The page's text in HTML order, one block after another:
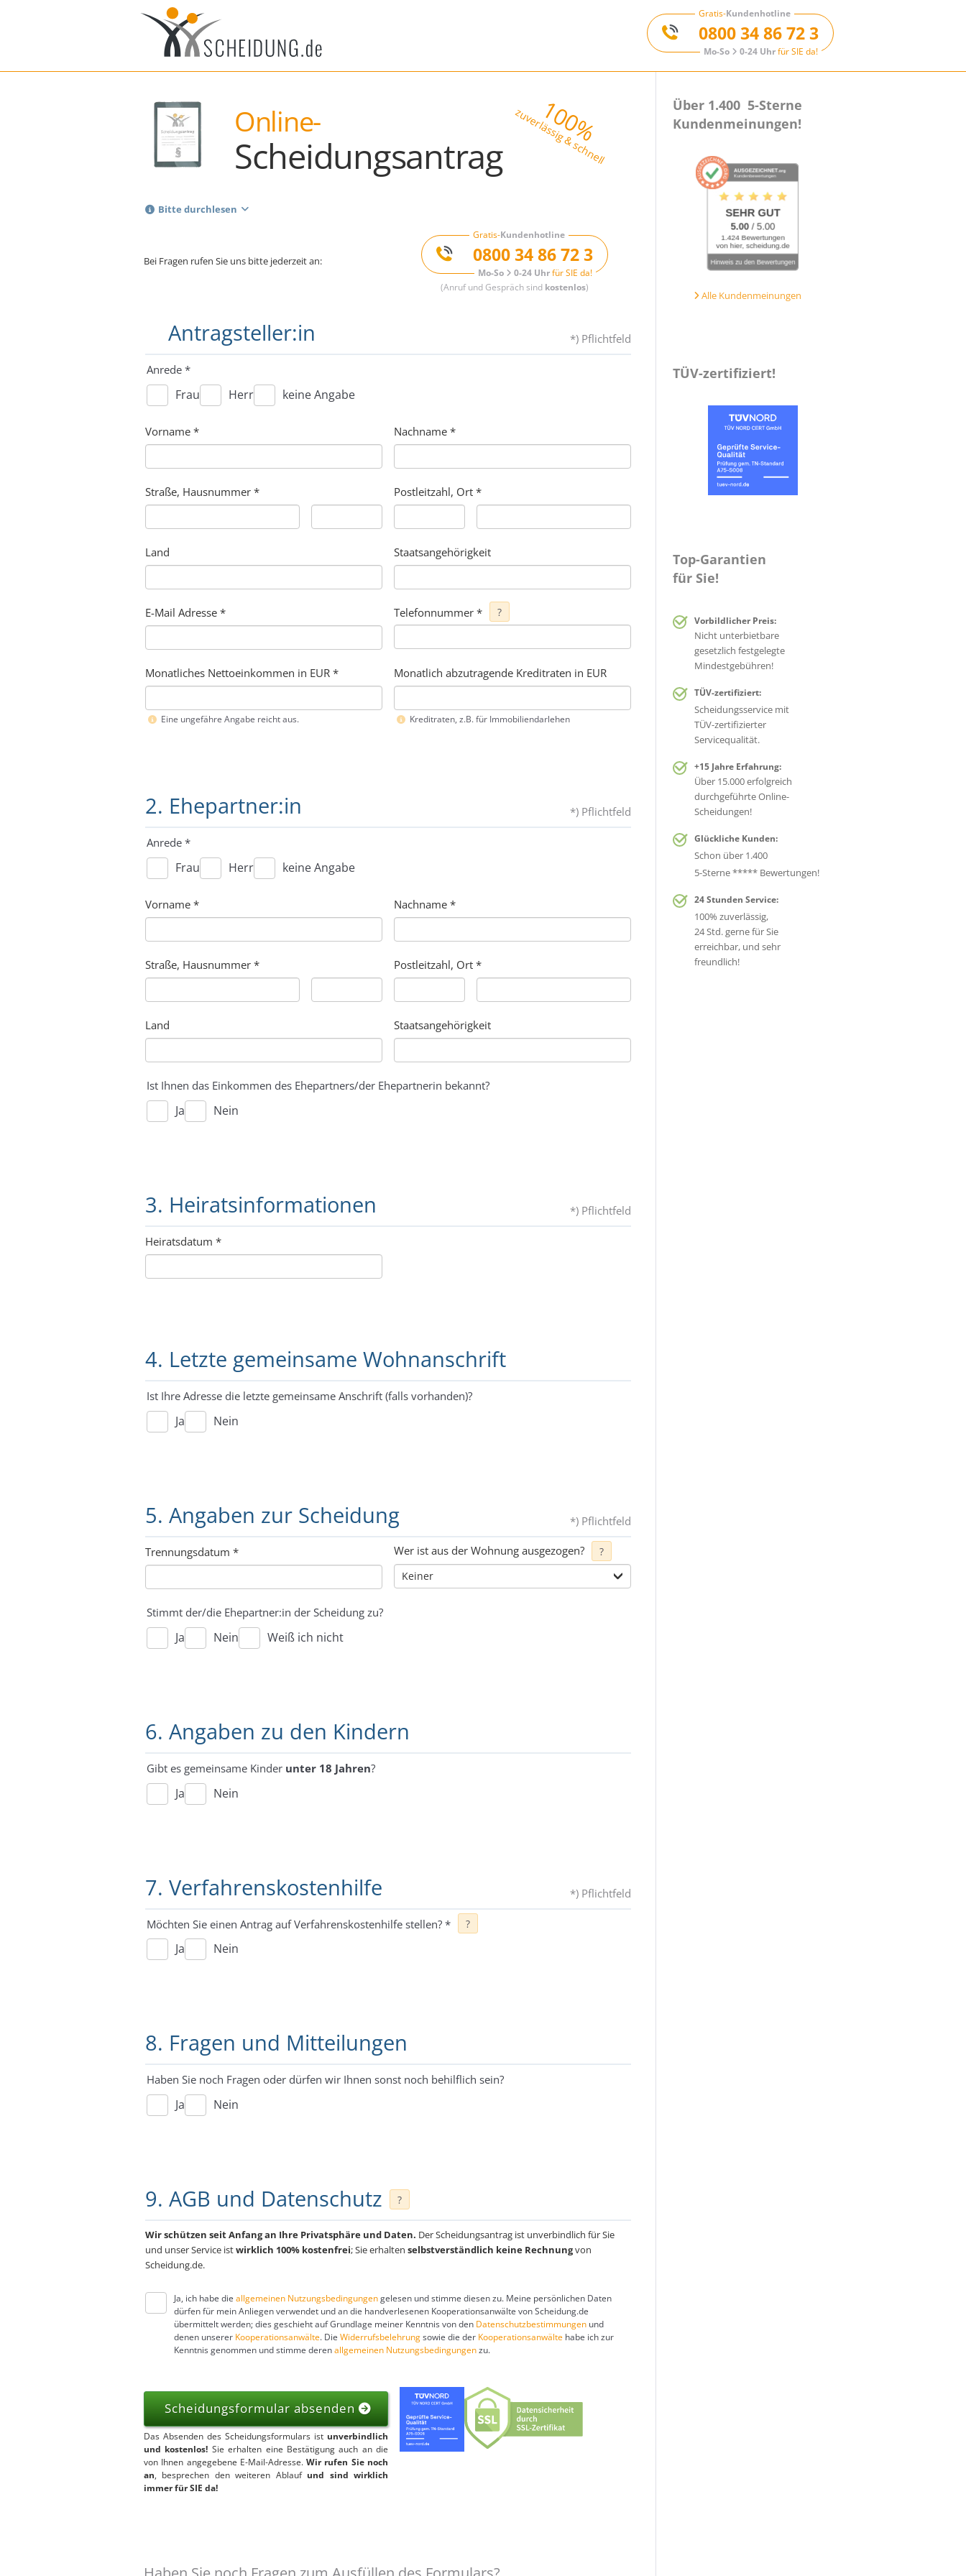
Gratis-Kundenhotline
0800 34 86 72 3
Mo-So 0-24 Uhrfür SIE da!
100%
zuverlässig & schnell
Online-
Scheidungsantrag
Bitte durchlesen
Bei Fragen rufen Sie uns bitte jederzeit an:
Gratis-Kundenhotline
0800 34 86 72 3
Mo-So 0-24 Uhrfür SIE da!
(Anruf und Gespräch sind kostenlos)
Antragsteller:in *) Pflichtfeld
Anrede *
Frau Herr keine Angabe
Vorname * Nachname *
Straße, Hausnummer * Postleitzahl, Ort *
Land Staatsangehörigkeit
E-Mail Adresse * Telefonnummer * ?
Monatliches Nettoeinkommen in EUR *
Eine ungefähre Angabe reicht aus.
Monatlich abzutragende Kreditraten in EUR
Kreditraten, z.B. für Immobiliendarlehen
2. Ehepartner:in *) Pflichtfeld
Anrede *
Frau Herr keine Angabe
Vorname * Nachname *
Straße, Hausnummer * Postleitzahl, Ort *
Land Staatsangehörigkeit
Ist Ihnen das Einkommen des Ehepartners/der Ehepartnerin bekannt?
Ja Nein
3. Heiratsinformationen *) Pflichtfeld
Heiratsdatum *
4. Letzte gemeinsame Wohnanschrift
Ist Ihre Adresse die letzte gemeinsame Anschrift (falls vorhanden)?
Ja Nein
5. Angaben zur Scheidung *) Pflichtfeld
Trennungsdatum * Wer ist aus der Wohnung ausgezogen? ?
Stimmt der/die Ehepartner:in der Scheidung zu?
Ja Nein Weiß ich nicht
6. Angaben zu den Kindern
Gibt es gemeinsame Kinder unter 18 Jahren?
Ja Nein
7. Verfahrenskostenhilfe *) Pflichtfeld
Möchten Sie einen Antrag auf Verfahrenskostenhilfe stellen? * ?
Ja Nein
8. Fragen und Mitteilungen
Haben Sie noch Fragen oder dürfen wir Ihnen sonst noch behilflich sein?
Ja Nein
9. AGB und Datenschutz ?
Wir schützen seit Anfang an Ihre Privatsphäre und Daten. Der Scheidungsantrag ist unverbindlich für Sie
und unser Service istwirklich 100% kostenfrei; Sie erhalten selbstverständlich keine Rechnungvon
Scheidung.de.
Ja, ich habe die allgemeinen Nutzungsbedingungengelesen und stimme diesen zu. Meine persönlichen Daten
dürfen für mein Anliegen verwendet und an die handverlesenen Kooperationsanwälte von Scheidung.de
übermittelt werden; dies geschieht auf Grundlage meiner Kenntnis von den Datenschutzbestimmungen und
denen unserer Kooperationsanwälte. Die Widerrufsbelehrungsowie die der Kooperationsanwälte habe ich zur
Kenntnis genommen und stimme derenallgemeinen Nutzungsbedingungenzu.
Scheidungsformular absenden
Das Absenden des Scheidungsformulars ist unverbindlich
und kostenlos! Sie erhalten eine Bestätigung auch an die
von Ihnen angegebene E-Mail-Adresse.Wir rufen Sie noch
an, besprechen den weiteren Ablauf und sind wirklich
immer für SIE da!
Über 1.400 5-Sterne
Kundenmeinungen!
Alle Kundenmeinungen
TÜV-zertifiziert!
Top-Garantien
für Sie!
Vorbildlicher Preis:
Nicht unterbietbare
gesetzlich festgelegte
Mindestgebühren!
TÜV-zertifiziert:
Scheidungsservice mit
TÜV-zertifizierter
Servicequalität.
+15 Jahre Erfahrung:
Über 15.000 erfolgreich
durchgeführte Online-
Scheidungen!
Glückliche Kunden:
Schon über 1.400
5-Sterne ***** Bewertungen!
24 Stunden Service:
100% zuverlässig,
24 Std. gerne für Sie
erreichbar, und sehr
freundlich!